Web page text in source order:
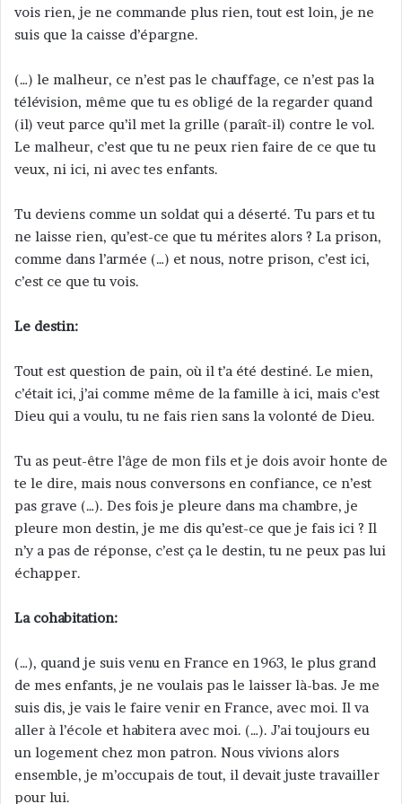
vois rien, je ne commande plus rien, tout est loin, je ne
suis que la caisse d’épargne.
(…) le malheur, ce n’est pas le chauffage, ce n’est pas la
télévision, même que tu es obligé de la regarder quand
(il) veut parce qu’il met la grille (paraît-il) contre le vol.
Le malheur, c’est que tu ne peux rien faire de ce que tu
veux, ni ici, ni avec tes enfants.
Tu deviens comme un soldat qui a déserté. Tu pars et tu
ne laisse rien, qu’est-ce que tu mérites alors ? La prison,
comme dans l’armée (…) et nous, notre prison, c’est ici,
c’est ce que tu vois.
Le destin:
Tout est question de pain, où il t’a été destiné. Le mien,
c’était ici, j’ai comme même de la famille à ici, mais c’est
Dieu qui a voulu, tu ne fais rien sans la volonté de Dieu.
Tu as peut-être l’âge de mon fils et je dois avoir honte de
te le dire, mais nous conversons en confiance, ce n’est
pas grave (…). Des fois je pleure dans ma chambre, je
pleure mon destin, je me dis qu’est-ce que je fais ici ? Il
n’y a pas de réponse, c’est ça le destin, tu ne peux pas lui
échapper.
La cohabitation:
(…), quand je suis venu en France en 1963, le plus grand
de mes enfants, je ne voulais pas le laisser là-bas. Je me
suis dis, je vais le faire venir en France, avec moi. Il va
aller à l’école et habitera avec moi. (…). J’ai toujours eu
un logement chez mon patron. Nous vivions alors
ensemble, je m’occupais de tout, il devait juste travailler
pour lui.